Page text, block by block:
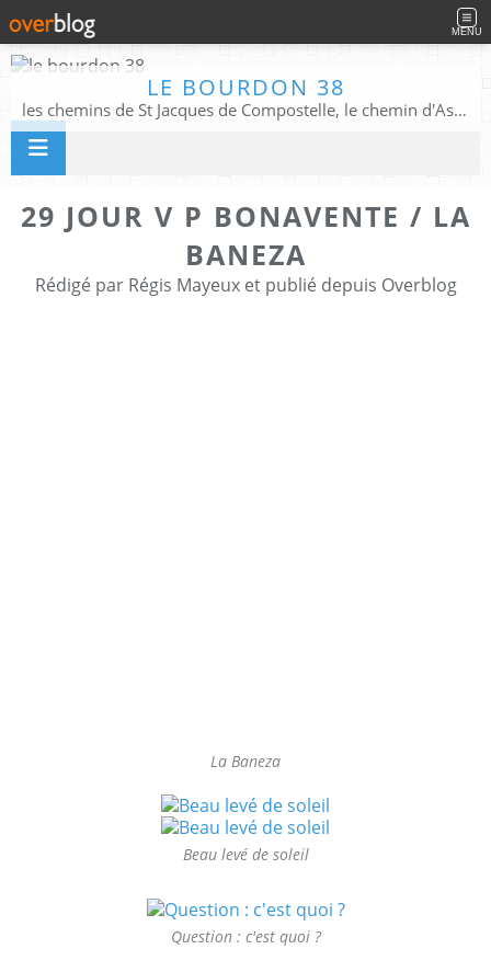
MENU
LE BOURDON 38
les chemins de St Jacques de Compostelle, le chemin d'Assise, La Voie Francigena, et autres chemins ........
29 JOUR V P BONAVENTE / LA
BANEZA
Rédigé par Régis Mayeux et publié depuis Overblog
La Baneza
Beau levé de soleil
Question : c'est quoi ?